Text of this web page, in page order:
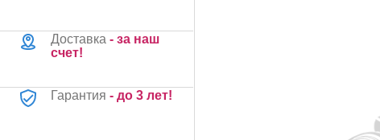
Доставка - за наш
счет!
Гарантия - до 3 лет!